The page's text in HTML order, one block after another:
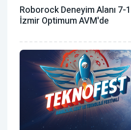
Roborock Deneyim Alanı
İzmir Optimum AVM'de